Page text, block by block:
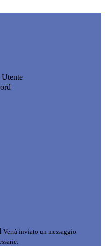
Utente
Verrà inviato un messaggio